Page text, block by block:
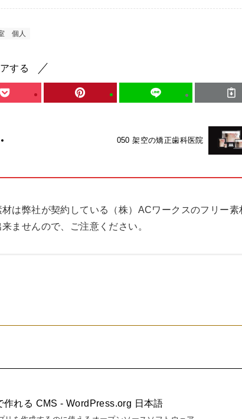
個人
する
050 架空の矯正歯科医院
は弊社が契約している（株）ACワークスのフリー素
ませんので、ご注意ください。
作れる CMS - WordPress.org 日本語